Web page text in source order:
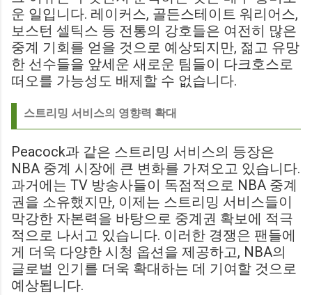
운 일입니다. 레이커스, 골든스테이트 워리어스,
보스턴 셀틱스 등 전통의 강호들은 여전히 많은
중계 기회를 얻을 것으로 예상되지만, 젊고 유망
한 선수들을 앞세운 새로운 팀들이 다크호스로
떠오를 가능성도 배제할 수 없습니다.
스트리밍 서비스의 영향력 확대
Peacock과 같은 스트리밍 서비스의 등장은
NBA 중계 시장에 큰 변화를 가져오고 있습니다.
과거에는 TV 방송사들이 독점적으로 NBA 중계
권을 소유했지만, 이제는 스트리밍 서비스들이
막강한 자본력을 바탕으로 중계권 확보에 적극
적으로 나서고 있습니다. 이러한 경쟁은 팬들에
게 더욱 다양한 시청 옵션을 제공하고, NBA의
글로벌 인기를 더욱 확대하는 데 기여할 것으로
예상됩니다.